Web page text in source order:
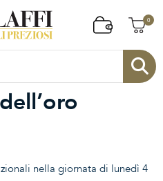
0
nella giornata di lunedì 4